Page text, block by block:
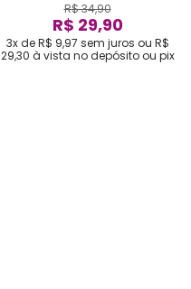
R$ 34,90
R$ 29,90
3x de R$ 9,97 sem juros ou R$
29,30 à vista no depósito ou pix